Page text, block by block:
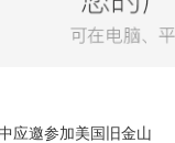
应邀参加美国旧金山